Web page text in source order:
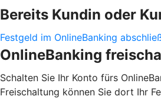
Bereits Kundin oder
Festgeld im OnlineBanking
OnlineBanking
Schalten Sie Ihr Konto fürs
Freischaltung können Sie dort Ihr